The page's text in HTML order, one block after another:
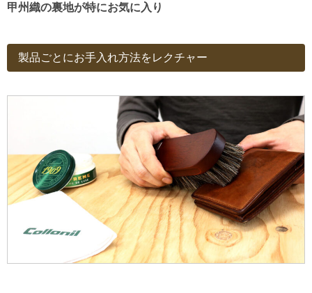
甲州織の裏地が特にお気に入り
製品ごとにお手入れ方法をレクチャー